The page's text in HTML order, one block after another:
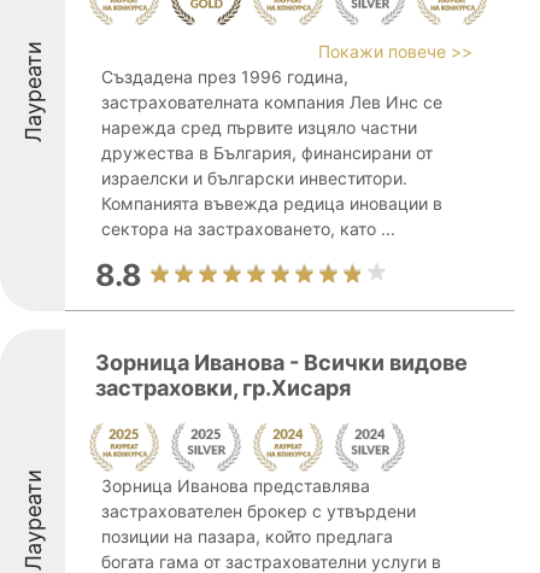
Лауреати
Покажи повече >>
Създадена през 1996 година,
застрахователната компания Лев Инс се
нарежда сред първите изцяло частни
дружества в България, финансирани от
израелски и български инвеститори.
Компанията въвежда редица иновации в
сектора на застраховането, като ...
8.8
Лауреати
Зорница Иванова - Всички видове
застраховки, гр.Хисаря
Зорница Иванова представлява
застрахователен брокер с утвърдени
позиции на пазара, който предлага
богата гама от застрахователни услуги в